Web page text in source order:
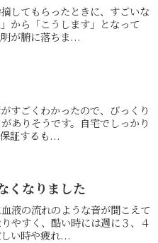
してもらったときに、すごいな
から「こうします」となって
が腑に落ちま...
すごくわかったので、びっくり
ありそうです。自宅でしっかり
証するも...
くなりました
液の流れのような音が聞こえて
やすく、酷い時には週に３、４
い時や疲れ...